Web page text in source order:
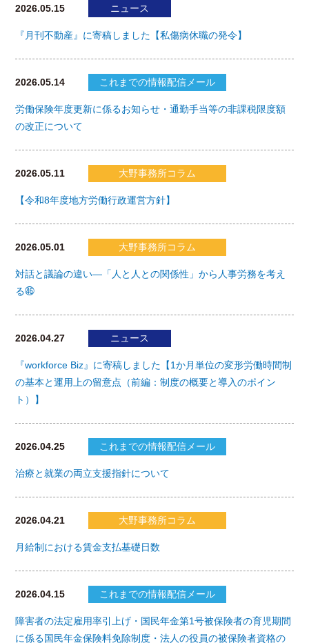
2026.05.15 ニュース
『月刊不動産』に寄稿しました【私傷病休職の発令】
2026.05.14 これまでの情報配信メール
労働保険年度更新に係るお知らせ・通勤手当等の非課税限度額
の改正について
2026.05.11 大野事務所コラム
【令和8年度地方労働行政運営方針】
2026.05.01 大野事務所コラム
対話と議論の違い―「人と人との関係性」から人事労務を考え
る㊻
2026.04.27 ニュース
『workforce Biz』に寄稿しました【1か月単位の変形労働時間制
の基本と運用上の留意点（前編：制度の概要と導入のポイン
ト）】
2026.04.25 これまでの情報配信メール
治療と就業の両立支援指針について
2026.04.21 大野事務所コラム
月給制における賃金支払基礎日数
2026.04.15 これまでの情報配信メール
障害者の法定雇用率引上げ・国民年金第1号被保険者の育児期間
に係る国民年金保険料免除制度・法人の役員の被保険者資格の